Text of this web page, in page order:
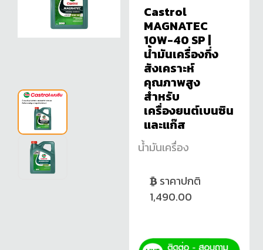
Castrol
MAGNATEC
10W-40 SP |
น้ำมันเครื่องกึ่ง
สังเคราะห์
คุณภาพสูง
สำหรับ
เครื่องยนต์เบนซิน
และแก๊ส
น้ำมันเครื่อง
ราคาปกติ
1,490.00